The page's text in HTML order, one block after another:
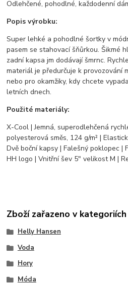
Odlehčené, pohodlné, každodenní
Popis výrobku:
Super lehké a pohodlné šortky v
pasem se stahovací šňůrkou. Šikmé
zadní kapsa jm dodávají šmrnc.
materiál je předurčuje k provozování
nebo pro okamžiky, kdy chcete
letních dnech.
Použité materiály:
X-Cool | Jemná, superodlehčená
polyesterová směs, 124 g/m² |
Dvě boční kapsy | Falešný poklopec |
HH logo | Vnitřní šev 5" velikost M |
Zboží zařazeno v kategoriích
Helly Hansen
Voda
Hory
Móda